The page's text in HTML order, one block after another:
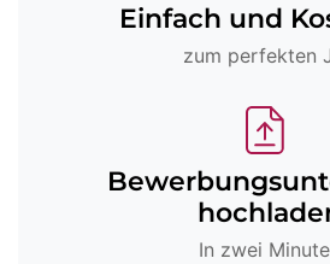
Einfach und
zum perfekten
In zwei